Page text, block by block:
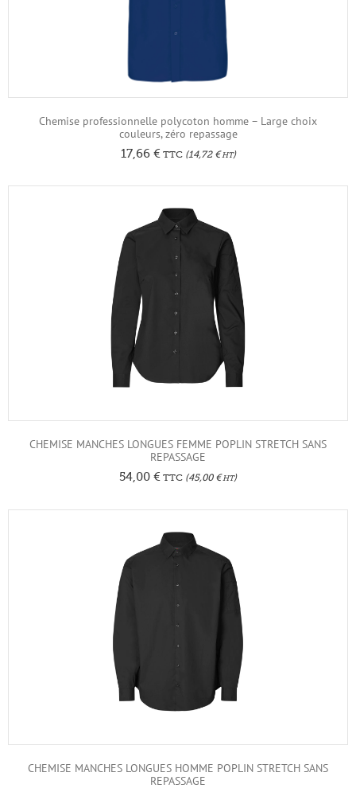
Chemise professionnelle polycoton homme – Large choix
couleurs, zéro repassage
17,66 €TTC(14,72 €HT)
CHEMISE MANCHES LONGUES FEMME POPLIN STRETCH SANS
REPASSAGE
54,00 € TTC (45,00 €HT)
CHEMISE MANCHES LONGUES HOMME POPLIN STRETCH SANS
REPASSAGE